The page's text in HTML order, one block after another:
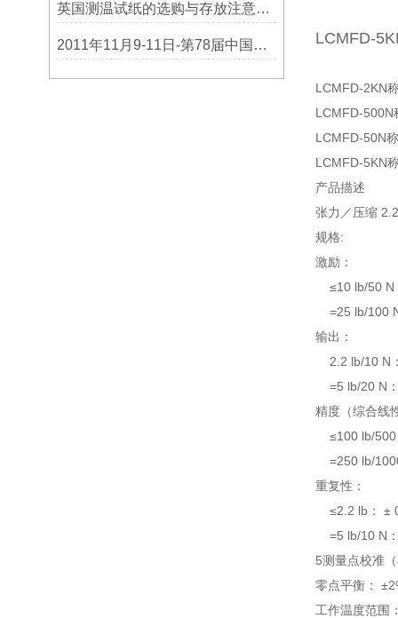
英国测温试纸的选购与存放注意事项
2011年11月9-11日-第78届中国电子展 LCMFD-
LCMFD-2KN
LCMFD-500N
LCMFD-50N
LCMFD-5KN
产品描述
张力／压缩
规格:
激励：
≤10 lb/50 N
=25 lb/100
输出：
2.2 lb/10 N
=5 lb/20 N
精度（综合线
≤100 lb/500
=250 lb/
重复性：
≤2.2 lb： ±
=5 lb/10 N
5测量点校准
零点平衡：
工作温度范围